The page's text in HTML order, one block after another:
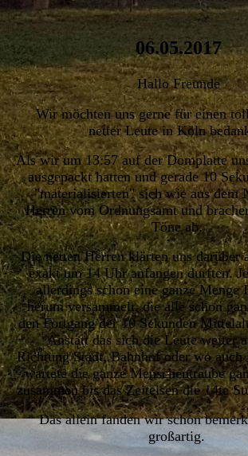
06.05.2017
Hallo Freunde
Wir möchten uns gerne für einen
netter Leute in Köln
Als wir um 13:57 auf der Domplatte
ausgepackt hatten und gerade 10
"materialisierten" sich wie aus dem
Herren vom Ordnungsamt und
Töne ab.
Die netten Herren klärten uns darüber
exakt um 14 Uhr anfangen durften.
allerdings schon eine ganze Menge
herum versammelt, die alle schon
den Fortgang der 10 Sekunden
Anstatt das sich die Leute weiter
Richtung Stadt, Bahnhof oder wo auch
wartete die ganze Menschentraube
zusammen bis das Zeiteisen die 14te
Das allein fanden wir schon
großartig.